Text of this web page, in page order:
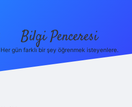
Bilgi Penceresi
Her gün farklı bir şey öğrenmek isteyenlere.